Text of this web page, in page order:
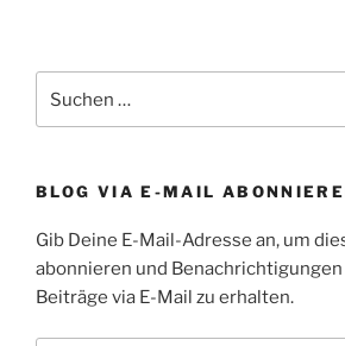
nach:
BLOG VIA E-MAIL
Gib Deine E-Mail-Adresse an, um
abonnieren und
Beiträge via E-Mail zu erhalten.